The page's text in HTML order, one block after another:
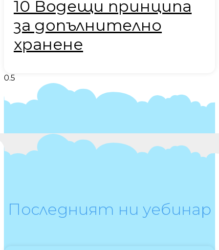
10 Водещи принципа
за допълнително
хранене
Последният ни уебинар